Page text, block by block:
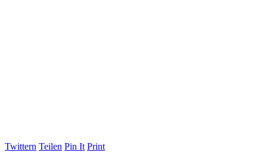
Twittern Teilen Pin It Print